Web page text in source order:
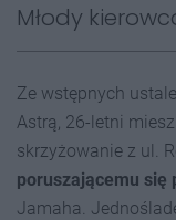
Młody
Ze wstępnych
Astrą, 26-letni
skrzyżowanie z ul.
poruszającemu się
Jamaha.